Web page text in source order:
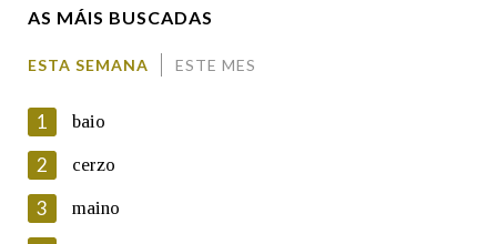
En cumprimento da normativa vixente en materia de
AS MÁIS BUSCADAS
ESTA SEMANA ESTE MES
1 baio
2 cerzo
3 maino